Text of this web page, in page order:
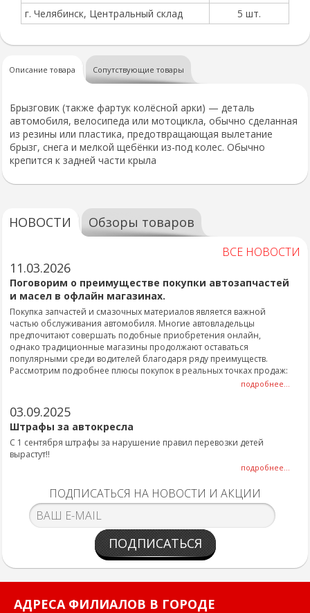
г. Челябинск, Центральный склад
5 шт.
Описание товара Сопутствующие товары
Брызговик (также фартук колёсной арки) — деталь
автомобиля, велосипеда или мотоцикла, обычно сделанная
из резины или пластика, предотвращающая вылетание
брызг, снега и мелкой щебёнки из-под колес. Обычно
крепится к задней части крыла
НОВОСТИ Обзоры товаров
ВСЕ НОВОСТИ
11.03.2026
Поговорим о преимуществе покупки автозапчастей
и масел в офлайн магазинах.
Покупка запчастей и смазочных материалов является важной
частью обслуживания автомобиля. Многие автовладельцы
предпочитают совершать подобные приобретения онлайн,
однако традиционные магазины продолжают оставаться
популярными среди водителей благодаря ряду преимуществ.
Рассмотрим подробнее плюсы покупок в реальных точках продаж:
подробнее...
03.09.2025
Штрафы за автокресла
С 1 сентября штрафы за нарушение правил перевозки детей
вырастут!!
подробнее...
ПОДПИСАТЬСЯ НА НОВОСТИ И АКЦИИ
ПОДПИСАТЬСЯ
АДРЕСА ФИЛИАЛОВ В ГОРОДЕ